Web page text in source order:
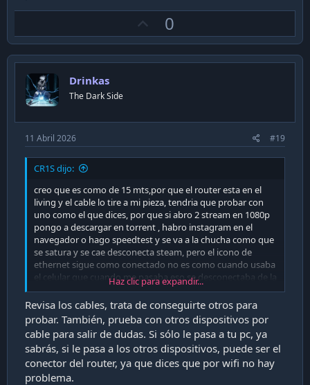
p
v
0
Drinkas
The Dark Side
11 Abril 2026 #19
CR1S dijo:
creo que es como de 15 mts,por que el router esta en el
living y el cable lo tire a mi pieza, tendria que probar con
uno como el que dices, por que si abro 2 stream en 1080p
pongo a descargar en torrent , habro instagram en el
navegador o hago speedtest y se va a la chucha como que
se satura y se cae desconecta steam, pero el icono de
ethernet sigue como conectado no es como cuando usaba
el celular que cuando me pasaba eso se desconectaba de la
conexion usb. aunque probe con el cable que venia con el
router uno corto y me pasa lo mismo
Ver adjunto 47019
Ver adjunto 47018
lo otro que solo me pasa cuando es por cable, si uso el wifi
no pasa, como la conexión es mas lenta seguro no se
satura
Ver adjunto 47022
Haz clic para expandir...
Revisa los cables, trata de conseguirte otros para
probar. También, prueba con otros dispositivos por
cable para salir de dudas. Si sólo le pasa a tu pc, ya
sabrás, si le pasa a los otros dispositivos, puede ser el
conector del router, ya que dices que por wifi no hay
problema.